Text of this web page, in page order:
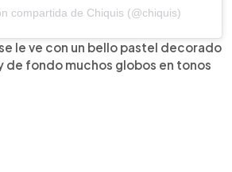
compartida de Chiquis (@chiquis)
le ve con un bello pastel decorado
de fondo muchos globos en tonos